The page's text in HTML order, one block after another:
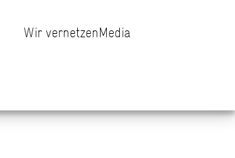
Wir vernetzenMedia